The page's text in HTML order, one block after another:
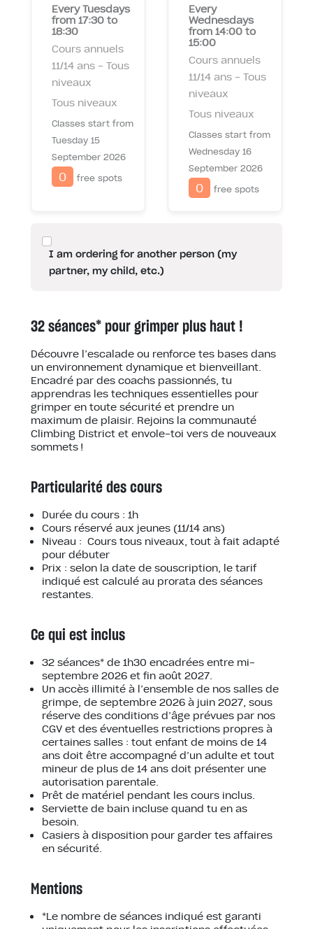
Every Tuesdays
from 17:30 to
18:30
Cours annuels
11/14 ans - Tous
niveaux
Tous niveaux
Classes start from
Tuesday 15
September 2026
0 free spots
Every
Wednesdays
from 14:00 to
15:00
Cours annuels
11/14 ans - Tous
niveaux
Tous niveaux
Classes start from
Wednesday 16
September 2026
0 free spots
I am ordering for another person (my
partner, my child, etc.)
32 séances* pour grimper plus haut !
Découvre l’escalade ou renforce tes bases dans
un environnement dynamique et bienveillant.
Encadré par des coachs passionnés, tu
apprendras les techniques essentielles pour
grimper en toute sécurité et prendre un
maximum de plaisir. Rejoins la communauté
Climbing District et envole-toi vers de nouveaux
sommets !
Particularité des cours
Durée du cours : 1h
Cours réservé aux jeunes (11/14 ans)
Niveau : Cours tous niveaux, tout à fait adapté
pour débuter
Prix : selon la date de souscription, le tarif
indiqué est calculé au prorata des séances
restantes.
Ce qui est inclus
32 séances* de 1h30 encadrées entre mi-
septembre 2026 et fin août 2027.
Un accès illimité à l’ensemble de nos salles de
grimpe, de septembre 2026 à juin 2027, sous
réserve des conditions d’âge prévues par nos
CGV et des éventuelles restrictions propres à
certaines salles : tout enfant de moins de 14
ans doit être accompagné d’un adulte et tout
mineur de plus de 14 ans doit présenter une
autorisation parentale.
Prêt de matériel pendant les cours inclus.
Serviette de bain incluse quand tu en as
besoin.
Casiers à disposition pour garder tes affaires
en sécurité.
Mentions
*Le nombre de séances indiqué est garanti